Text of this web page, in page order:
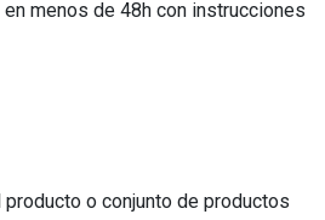
menos de 48h con instrucciones
o conjunto de productos